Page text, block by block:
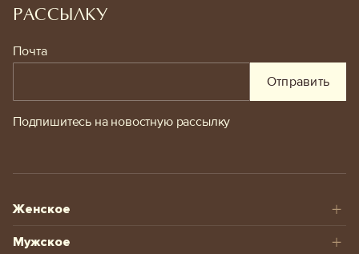
РАССЫЛКУ
Почта
Отправить
Подпишитесь на новостную рассылку
Женское
Мужское